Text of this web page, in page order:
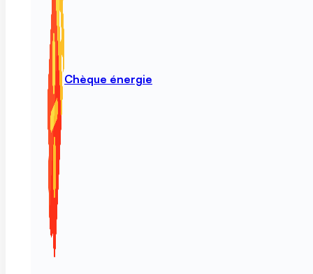
Chèque énergie